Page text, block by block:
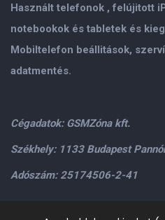
Használt telefonok , felújitott
notebookok és tabletek és
Mobiltelefon beállitások,
adatmentés.
Cégadatok: GSMZóna kft.
Székhely: 1133 Budapest
Adószám: 25174506-2-41
Személyes átvétel: GSMZóna